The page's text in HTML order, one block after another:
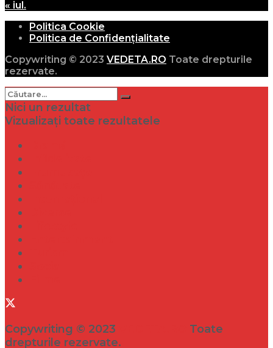
« iul.
Politica Cookie
Politica de Confidențialitate
Copywriting © 2023 VEDETA.RO Toate drepturile
rezervate.
Nici un rezultat
Vizualizați toate rezultatele
Copywriting © 2023
Toate
drepturile rezervate.